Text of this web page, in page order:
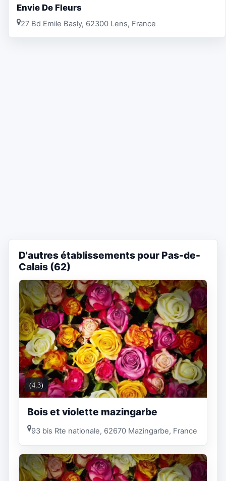
Envie De Fleurs
27 Bd Emile Basly, 62300 Lens, France
D'autres établissements pour Pas-de-
Calais (62)
(4.3)
Bois et violette mazingarbe
93 bis Rte nationale, 62670 Mazingarbe, France